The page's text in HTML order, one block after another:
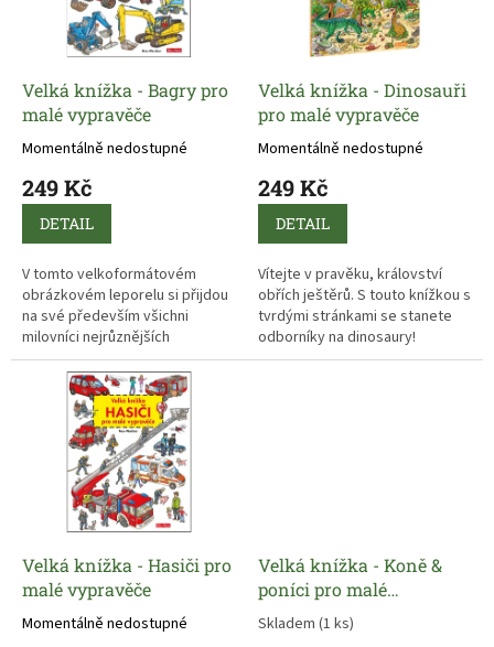
ů
d
u
k
ů
Velká knížka - Bagry pro
malé vypravěče
Momentálně nedostupné
249 Kč
DETAIL
V tomto velkoformátovém
obrázkovém leporelu si přijdou
na své především všichni
milovníci nejrůznějších
stavebních strojů. Náklaďáky,
bagry, rypadla a také lidi, kteří
je obsluhují, tu mohou sledovat
přímo v akci!
Velká knížka - Dinosauři
pro malé vypravěče
Momentálně nedostupné
249 Kč
DETAIL
Vítejte v pravěku, království
obřích ještěrů. S touto knížkou s
tvrdými stránkami se stanete
odborníky na dinosaury!
Velká knížka - Hasiči pro
malé vypravěče
Momentálně nedostupné
Velká knížka - Koně &
poníci pro malé
vypravěče
Skladem (1 ks)